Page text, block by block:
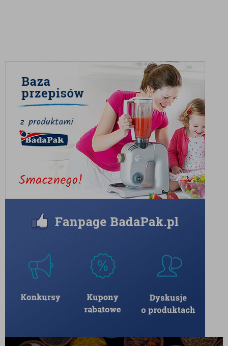
twarzy oraz do włosów. Znakomicie się wchłania, nie
pozostawiając na skórze tłustego filmu. Może być
stosowany samodzielnie, jak również jako dodatek do
kosmetyków. Mogą używać go osoby z każdym typem
skóry: suchą skórę olej nawilży, w przypadku tłustej
wyreguluje pracę gruczołów łojowych, zastosowany na
skórę wrażliwą odżywi ją i uzupełni braki lipidowe, a u
osób ze skórą dojrzałą odżywi i zapobiegnie
powstawaniu nowych zmarszczek.
100% olej konopny.
Producent:Laboratorium BIOOIL S.C. Biuro Handlowe
Przechowywać w ciemnym i chłodnym miejscu.